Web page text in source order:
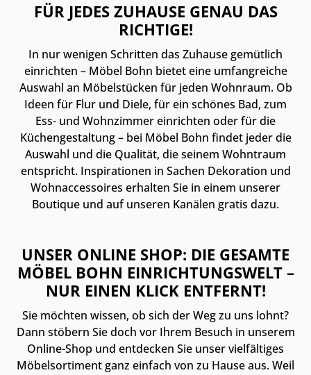
FÜR JEDES ZUHAUSE GENAU DAS
RICHTIGE!
In nur wenigen Schritten das Zuhause gemütlich
einrichten – Möbel Bohn bietet eine umfangreiche
Auswahl an Möbelstücken für jeden Wohnraum. Ob
Ideen für Flur und Diele, für ein schönes Bad, zum
Ess- und Wohnzimmer einrichten oder für die
Küchengestaltung – bei Möbel Bohn findet jeder die
Auswahl und die Qualität, die seinem Wohntraum
entspricht. Inspirationen in Sachen Dekoration und
Wohnaccessoires erhalten Sie in einem unserer
Boutique und auf unseren Kanälen gratis dazu.
UNSER ONLINE SHOP: DIE GESAMTE
MÖBEL BOHN EINRICHTUNGSWELT –
NUR EINEN KLICK ENTFERNT!
Sie möchten wissen, ob sich der Weg zu uns lohnt?
Dann stöbern Sie doch vor Ihrem Besuch in unserem
Online-Shop und entdecken Sie unser vielfältiges
Möbelsortiment ganz einfach von zu Hause aus. Weil